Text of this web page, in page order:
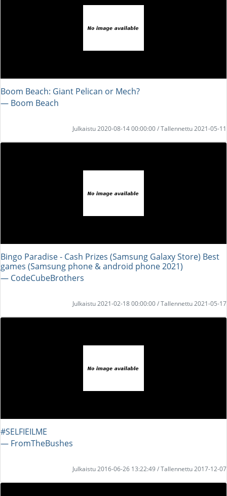
Boom Beach: Giant Pelican or Mech?
― Boom Beach
Julkaistu 2020-08-14 00:00:00 / Tallennettu 2021-05-11
Bingo Paradise - Cash Prizes (Samsung Galaxy Store) Best
games (Samsung phone & android phone 2021)
― CodeCubeBrothers
Julkaistu 2021-02-18 00:00:00 / Tallennettu 2021-05-17
#SELFIEILME
― FromTheBushes
Julkaistu 2016-06-26 13:22:49 / Tallennettu 2017-12-07